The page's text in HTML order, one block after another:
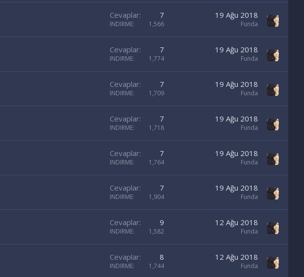
Cevaplar 7
INDIRME 1,566
19 Ağu 2018
Funda
Cevaplar 7
INDIRME 1,774
19 Ağu 2018
Funda
Cevaplar 7
INDIRME 1,709
19 Ağu 2018
Funda
Cevaplar 7
INDIRME 1,718
19 Ağu 2018
Funda
Cevaplar 7
INDIRME 1,764
19 Ağu 2018
Funda
Cevaplar 7
INDIRME 1,904
19 Ağu 2018
Funda
Cevaplar 9
INDIRME 1,582
12 Ağu 2018
Funda
Cevaplar 8
INDIRME 1,744
12 Ağu 2018
Funda